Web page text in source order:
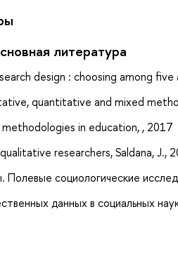
литература
design : choosing among five
quantitative and mixed
in education, , 2017
researchers, Saldana, J.,
социологические
данных в социальных